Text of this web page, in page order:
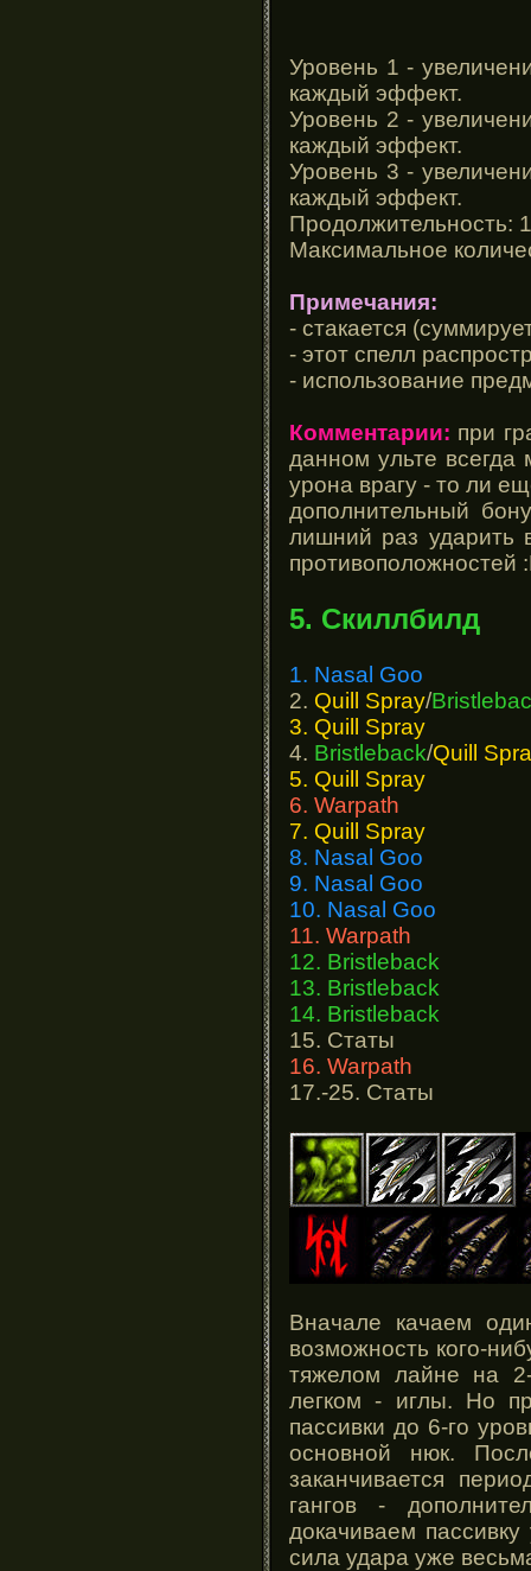
Уровень 1 -
каждый эффект.
Уровень 2 -
каждый эффект.
Уровень 3 -
каждый эффект.
Продолжительность:
Максимальное
Примечания:
- стакается
- этот спелл
- использование
Комментарии: при
данном ульте
урона врагу - то ли
дополнительный
лишний раз ударить
5. Скиллбилд
1. Nasal Goo
2. Quill Spray/
3. Quill Spray
4. Bristleback/Quill
5. Quill Spray
6. Warpath
7. Quill Spray
8. Nasal Goo
9. Nasal Goo
10. Nasal Goo
11. Warpath
12. Bristleback
13. Bristleback
14. Bristleback
15. Статы
16. Warpath
17.-25. Статы
Вначале качаем
возможность кого-
тяжелом лайне на
легком - иглы. Но
пассивки до 6-го
основной нюк.
заканчивается
гангов -
докачиваем
сила удара уже